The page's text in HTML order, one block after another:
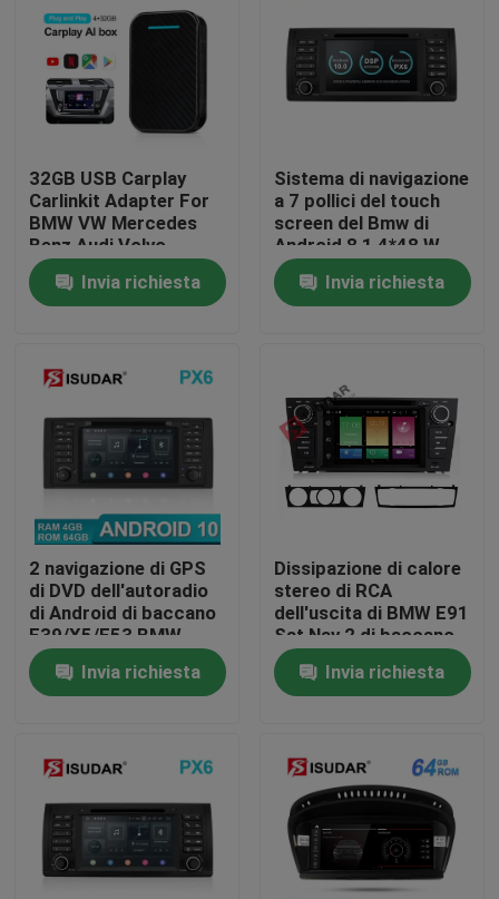
Casa
Circa noi
Giro della fabbrica
Controllo di qualità
Contattici
Notizia
Richieda una citazione
32GB USB Carplay
Carlinkit Adapter For
BMW VW Mercedes
Benz Audi Volvo
Invia richiesta
Sistema di navigazione
a 7 pollici del touch
screen del Bmw di
Android 8,1 4*48 W
Invia richiesta
2 navigazione di GPS
di DVD dell'autoradio
di Android di baccano
E39/X5/E53 BMW
Invia richiesta
Dissipazione di calore
stereo di RCA
dell'uscita di BMW E91
Sat Nav 2 di baccano
dell'automobile piena
di BluetoothInvia richiesta